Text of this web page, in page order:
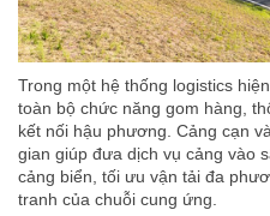
Trong một hệ thống logistics
toàn bộ chức năng gom hàng,
kết nối hậu phương. Cảng cạn
gian giúp đưa dịch vụ cảng vào
cảng biển, tối ưu vận tải đa
tranh của chuỗi cung ứng.